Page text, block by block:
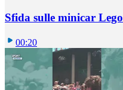
Sfida sulle minicar Lego
00:20